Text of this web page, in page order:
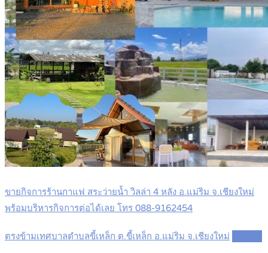
ขายกิจการร้านกาแฟ สระว่ายน้ำ วิลล่า 4 หลัง อ.แม่ริม จ.เชียงใหม่
พร้อมบริหารกิจการต่อได้เลย โทร 088-9162454
ตรงข้ามเทศบาลตำบลขี้เหล็ก ต.ขี้เหล็ก อ.แม่ริม จ.เชียงใหม่